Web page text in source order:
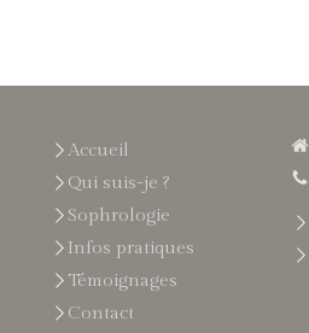
Accueil
Qui suis-je ?
Sophrologie
Infos pratiques
Témoignages
Contact